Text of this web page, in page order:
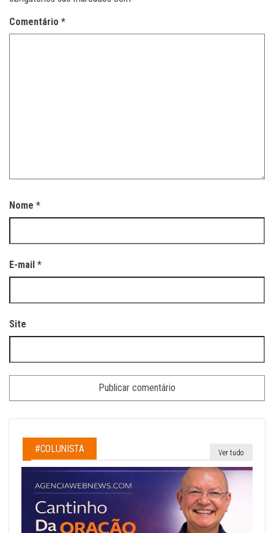
Comentário *
Nome *
E-mail *
Site
#COLUNISTA Ver tudo